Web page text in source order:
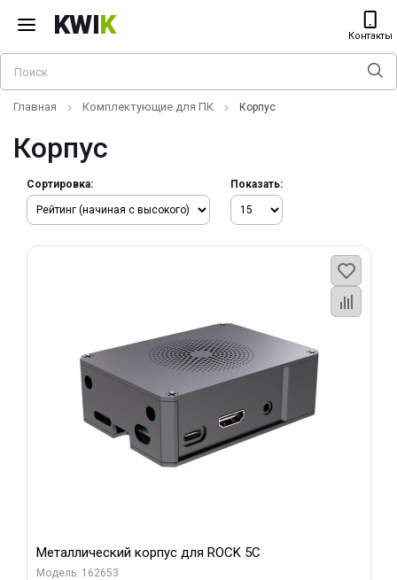
KWIK Контакты
Главная Комплектующие для ПК Корпус
Корпус
Сортировка: Показать:
Металлический корпус для ROCK 5C
Модель: 162653